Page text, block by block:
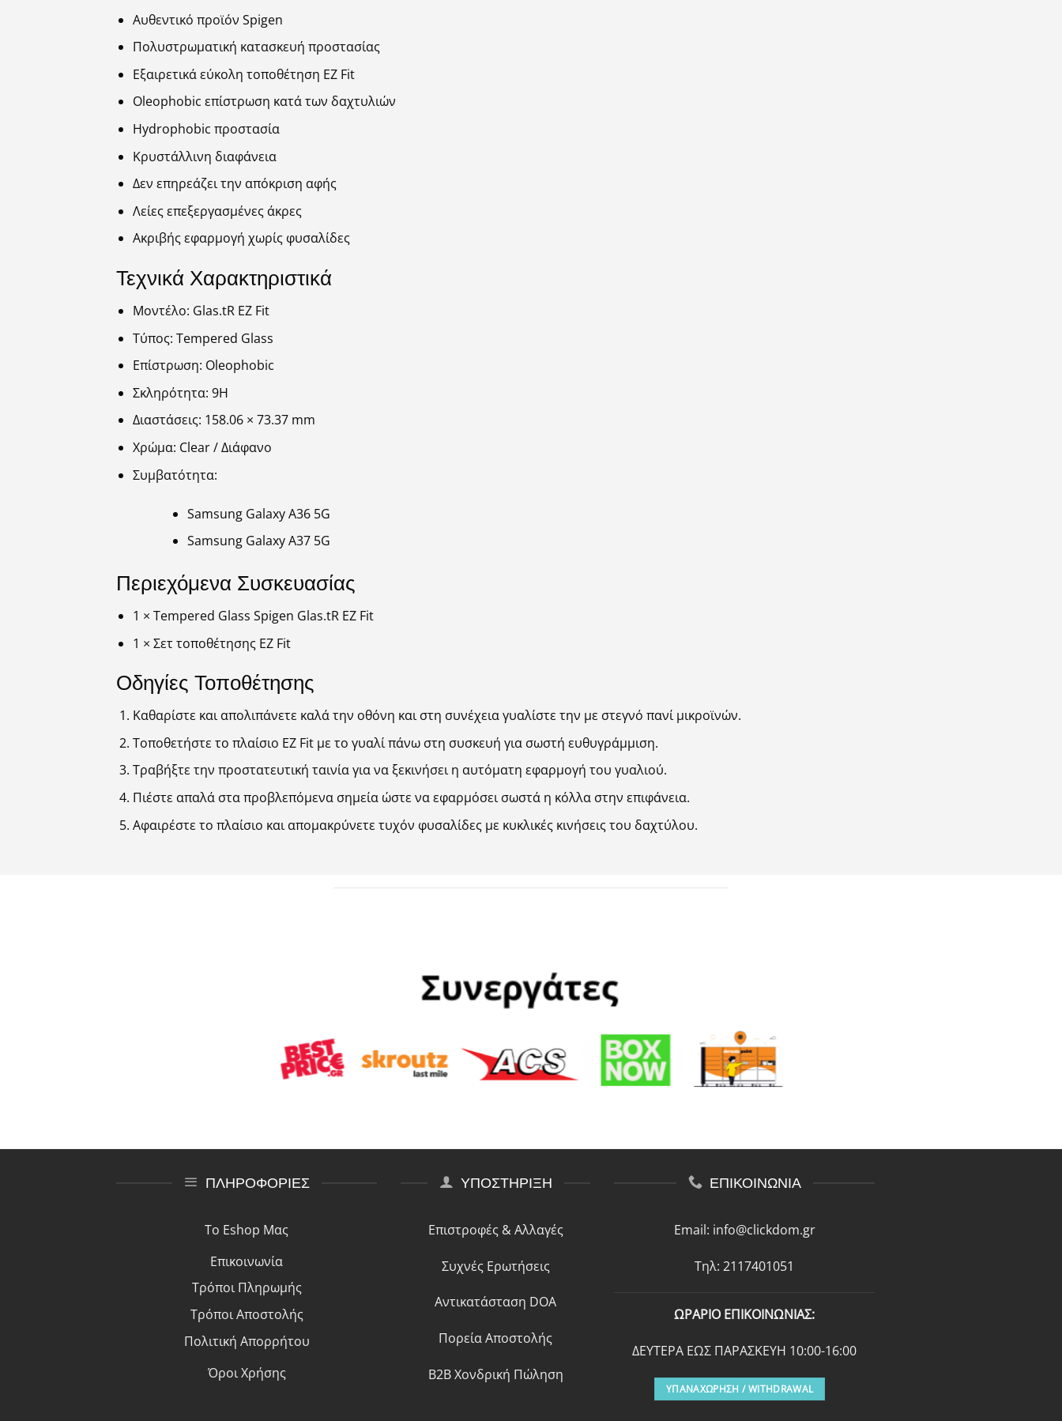
Αυθεντικό προϊόν Spigen
Πολυστρωματική κατασκευή προστασίας
Εξαιρετικά εύκολη τοποθέτηση EZ Fit
Oleophobic επίστρωση κατά των δαχτυλιών
Hydrophobic προστασία
Κρυστάλλινη διαφάνεια
Δεν επηρεάζει την απόκριση αφής
Λείες επεξεργασμένες άκρες
Ακριβής εφαρμογή χωρίς φυσαλίδες
Τεχνικά Χαρακτηριστικά
Μοντέλο: Glas.tR EZ Fit
Τύπος: Tempered Glass
Επίστρωση: Oleophobic
Σκληρότητα: 9H
Διαστάσεις: 158.06 × 73.37 mm
Χρώμα: Clear / Διάφανο
Συμβατότητα:
Samsung Galaxy A36 5G
Samsung Galaxy A37 5G
Περιεχόμενα Συσκευασίας
1 × Tempered Glass Spigen Glas.tR EZ Fit
1 × Σετ τοποθέτησης EZ Fit
Οδηγίες Τοποθέτησης
Καθαρίστε και απολιπάνετε καλά την οθόνη και στη συνέχεια γυαλίστε την με στεγνό πανί μικροϊνών.
Τοποθετήστε το πλαίσιο EZ Fit με το γυαλί πάνω στη συσκευή για σωστή ευθυγράμμιση.
Τραβήξτε την προστατευτική ταινία για να ξεκινήσει η αυτόματη εφαρμογή του γυαλιού.
Πιέστε απαλά στα προβλεπόμενα σημεία ώστε να εφαρμόσει σωστά η κόλλα στην επιφάνεια.
Αφαιρέστε το πλαίσιο και απομακρύνετε τυχόν φυσαλίδες με κυκλικές κινήσεις του δαχτύλου.
ΠΛΗΡΟΦΟΡΙΕΣ
Το Eshop Μας
Επικοινωνία
Τρόποι Πληρωμής
Τρόποι Αποστολής
Πολιτική Απορρήτου
Όροι Χρήσης
ΥΠΟΣΤΗΡΙΞΗ
Επιστροφές & Αλλαγές
Συχνές Ερωτήσεις
Αντικατάσταση DOA
Πορεία Αποστολής
B2B Χονδρική Πώληση
ΕΠΙΚΟΙΝΩΝΙΑ
Email: info@clickdom.gr
Τηλ: 2117401051
ΩΡΑΡΙΟ ΕΠΙΚΟΙΝΩΝΙΑΣ:
ΔΕΥΤΕΡΑ ΕΩΣ ΠΑΡΑΣΚΕΥΗ 10:00-16:00
ΥΠΑΝΑΧΩΡΗΣΗ / WITHDRAWAL